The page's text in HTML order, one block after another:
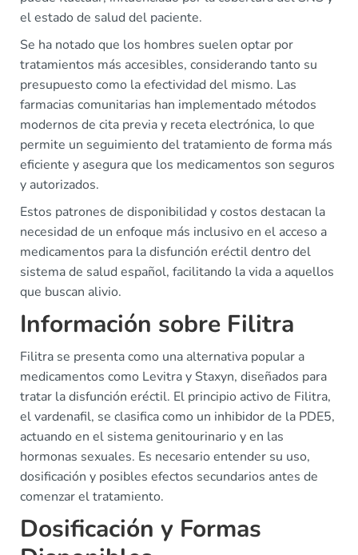
el estado de salud del paciente.
Se ha notado que los hombres suelen optar por
tratamientos más accesibles, considerando tanto su
presupuesto como la efectividad del mismo. Las
farmacias comunitarias han implementado métodos
modernos de cita previa y receta electrónica, lo que
permite un seguimiento del tratamiento de forma más
eficiente y asegura que los medicamentos son seguros
y autorizados.
Estos patrones de disponibilidad y costos destacan la
necesidad de un enfoque más inclusivo en el acceso a
medicamentos para la disfunción eréctil dentro del
sistema de salud español, facilitando la vida a aquellos
que buscan alivio.
Información sobre Filitra
Filitra se presenta como una alternativa popular a
medicamentos como Levitra y Staxyn, diseñados para
tratar la disfunción eréctil. El principio activo de Filitra,
el vardenafil, se clasifica como un inhibidor de la PDE5,
actuando en el sistema genitourinario y en las
hormonas sexuales. Es necesario entender su uso,
dosificación y posibles efectos secundarios antes de
comenzar el tratamiento.
Dosificación y Formas